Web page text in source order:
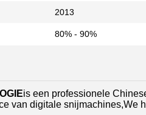
2013
80% - 90%
is een professionele
van digitale